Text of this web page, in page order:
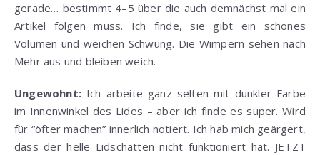
gerade… bestimmt 4–5 über die auch demnächst mal ein
Artikel folgen muss. Ich finde, sie gibt ein schönes
Volumen und weichen Schwung. Die Wimpern sehen nach
Mehr aus und bleiben weich.
Ungewohnt: Ich arbeite ganz selten mit dunkler Farbe
im Innenwinkel des Lides – aber ich finde es super. Wird
für “öfter machen” innerlich notiert. Ich hab mich geärgert,
dass der helle Lidschatten nicht funktioniert hat. JETZT